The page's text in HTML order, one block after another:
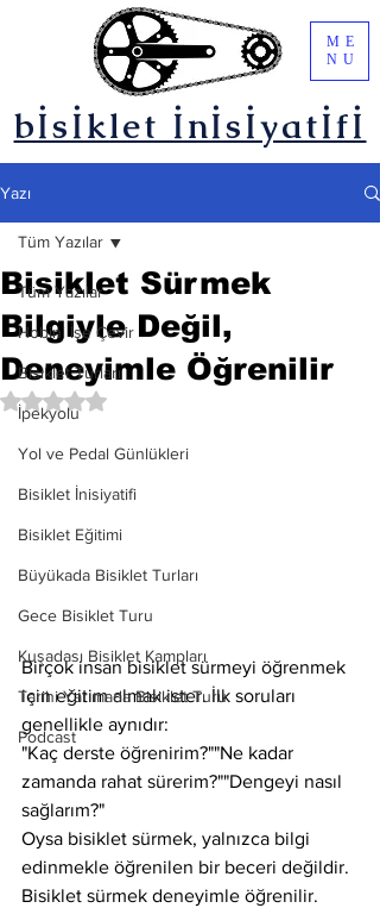
bİsİklet İnİsİyatİfİ
ME
NU
Yazı
Tüm Yazılar
Hobini İşe Çevir
Bisiklet Turları
İpekyolu
Yol ve Pedal Günlükleri
Bisiklet İnisiyatifi
Bisiklet Eğitimi
Büyükada Bisiklet Turları
Gece Bisiklet Turu
Kuşadası Bisiklet Kampları
Tarihi Yarımada Bisiklet Turu
Podcast
Tüm Yazılar
Bisiklet Sürmek
Bilgiyle Değil,
Deneyimle Öğrenilir
5 üzerinden NaN yıldız
Birçok insan bisiklet sürmeyi öğrenmek
için eğitim almak ister. İlk soruları
genellikle aynıdır:
"Kaç derste öğrenirim?""Ne kadar
zamanda rahat sürerim?""Dengeyi nasıl
sağlarım?"
Oysa bisiklet sürmek, yalnızca bilgi
edinmekle öğrenilen bir beceri değildir.
Bisiklet sürmek deneyimle öğrenilir.